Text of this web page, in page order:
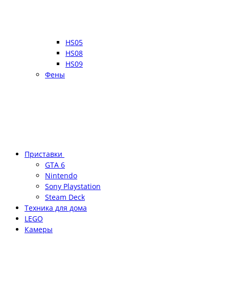
HS05
HS08
HS09
Фены
Приставки
GTA 6
Nintendo
Sony Playstation
Steam Deck
Техника для дома
LEGO
Камеры